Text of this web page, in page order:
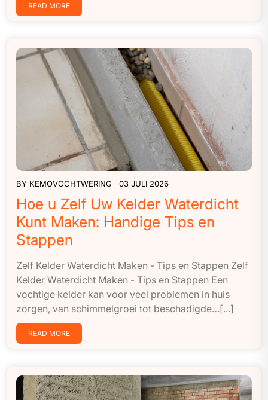
READ MORE
BY KEMOVOCHTWERING 03 JULI 2026
Hoe u Zelf Uw Kelder Waterdicht
Kunt Maken: Handige Tips en
Stappen
Zelf Kelder Waterdicht Maken - Tips en Stappen Zelf
Kelder Waterdicht Maken - Tips en Stappen Een
vochtige kelder kan voor veel problemen in huis
zorgen, van schimmelgroei tot beschadigde…[...]
READ MORE